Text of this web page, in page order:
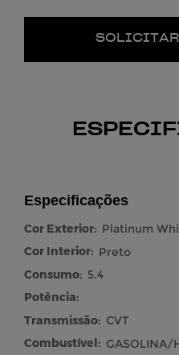
SOLICITAR
Especificações
Cor Exterior: Platinum
Cor Interior: Preto
Consumo: 5.4
Potência:
Transmissão: CVT
Combustível: GASOLINA/